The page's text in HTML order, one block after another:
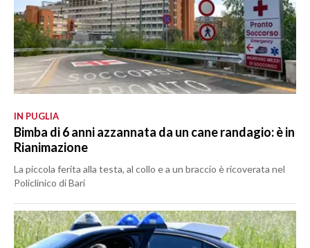
IN PUGLIA
Bimba di 6 anni azzannata da un cane randagio: è in
Rianimazione
La piccola ferita alla testa, al collo e a un braccio è ricoverata nel
Policlinico di Bari